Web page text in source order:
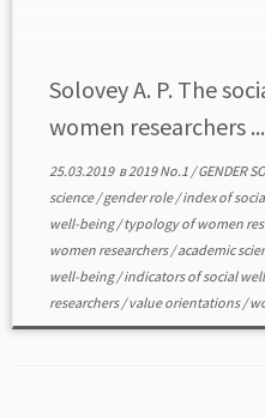
Solovey A. P. The
women researchers ...
25.03.2019в2019 No.1 /GENDER
science/gender role/index of
well-being/typology of women
women researchers/academic
well-being/indicators of social
researchers/value orientations/